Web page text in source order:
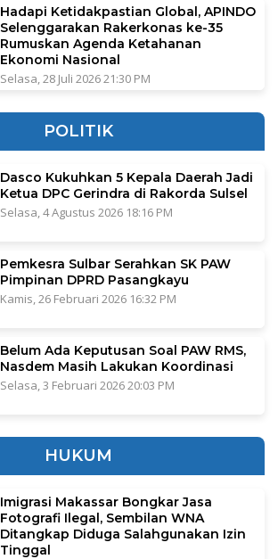
Hadapi Ketidakpastian Global, APINDO
Selenggarakan Rakerkonas ke-35
Rumuskan Agenda Ketahanan
Ekonomi Nasional
Selasa, 28 Juli 2026 21:30 PM
POLITIK
Dasco Kukuhkan 5 Kepala Daerah Jadi
Ketua DPC Gerindra di Rakorda Sulsel
Selasa, 4 Agustus 2026 18:16 PM
Pemkesra Sulbar Serahkan SK PAW
Pimpinan DPRD Pasangkayu
Kamis, 26 Februari 2026 16:32 PM
Belum Ada Keputusan Soal PAW RMS,
Nasdem Masih Lakukan Koordinasi
Selasa, 3 Februari 2026 20:03 PM
HUKUM
Imigrasi Makassar Bongkar Jasa
Fotografi Ilegal, Sembilan WNA
Ditangkap Diduga Salahgunakan Izin
Tinggal